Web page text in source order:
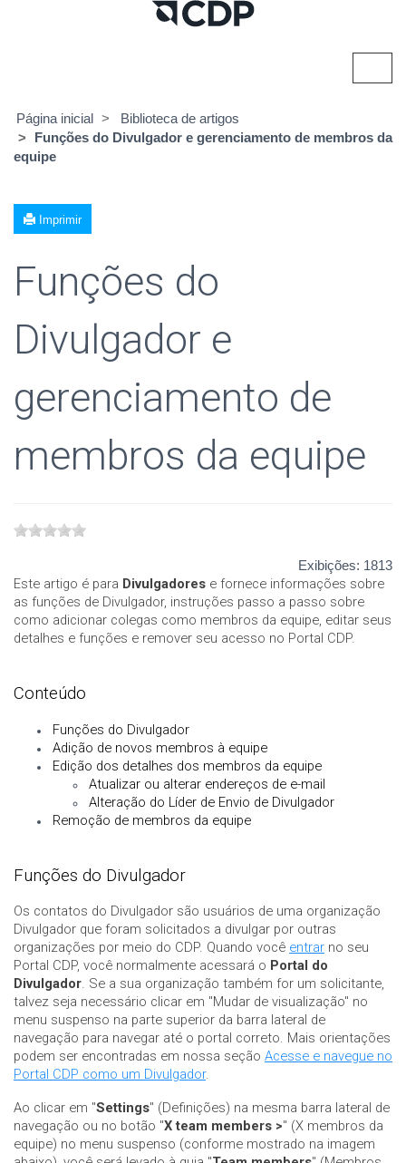
Página inicial
Biblioteca de artigos
Funções do Divulgador e gerenciamento de membros da
equipe
Imprimir
Funções do
Divulgador e
gerenciamento de
membros da equipe
Exibições: 1813
Este artigo é para Divulgadores e fornece informações sobre
as funções de Divulgador, instruções passo a passo sobre
como adicionar colegas como membros da equipe, editar seus
detalhes e funções e remover seu acesso no Portal CDP.
Conteúdo
Funções do Divulgador
Adição de novos membros à equipe
Edição dos detalhes dos membros da equipe
Atualizar ou alterar endereços de e-mail
Alteração do Líder de Envio de Divulgador
Remoção de membros da equipe
Funções do Divulgador
Os contatos do Divulgador são usuários de uma organização
Divulgador que foram solicitados a divulgar por outras
organizações por meio do CDP. Quando você entrar no seu
Portal CDP, você normalmente acessará o Portal do
Divulgador . Se a sua organização também for um solicitante,
talvez seja necessário clicar em "Mudar de visualização" no
menu suspenso na parte superior da barra lateral de
navegação para navegar até o portal correto. Mais orientações
podem ser encontradas em nossa seção Acesse e navegue no
Portal CDP como um Divulgador.
Ao clicar em "Settings" (Definições) na mesma barra lateral de
navegação ou no botão "X team members >" (X membros da
equipe) no menu suspenso (conforme mostrado na imagem